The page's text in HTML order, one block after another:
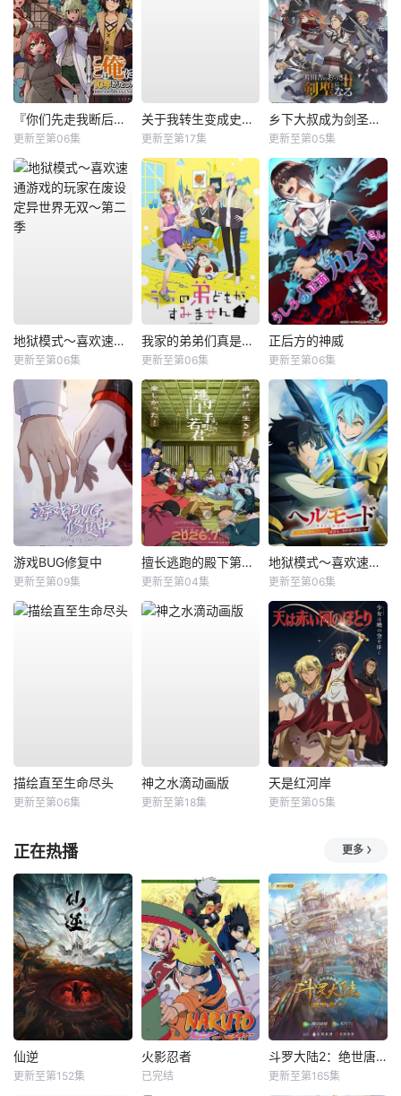
『你们先走我断后』，于是10年后我成为了传说
更新至第06集
关于我转生变成史莱姆这档事第四季
更新至第17集
乡下大叔成为剑圣第二季
更新至第05集
地狱模式～喜欢速通游戏的玩家在废设定异世界无双～第二季
更新至第06集
我家的弟弟们真是让您费心了
更新至第06集
正后方的神威
更新至第06集
游戏BUG修复中
更新至第09集
擅长逃跑的殿下第二季
更新至第04集
地狱模式～喜欢速通游戏的玩家在废设定异世界无双～第2季
更新至第06集
描绘直至生命尽头
更新至第06集
神之水滴动画版
更新至第18集
天是红河岸
更新至第05集
正在热播 更多
仙逆
更新至第152集
火影忍者
已完结
斗罗大陆2：绝世唐门
更新至第165集